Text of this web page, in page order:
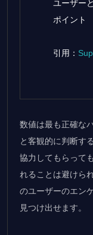
ユーザー
ポイント
引用：
数値は最も正確な
と客観的に判断す
協力してもらって
れることは避けら
のユーザーのエン
見つけ出せます。